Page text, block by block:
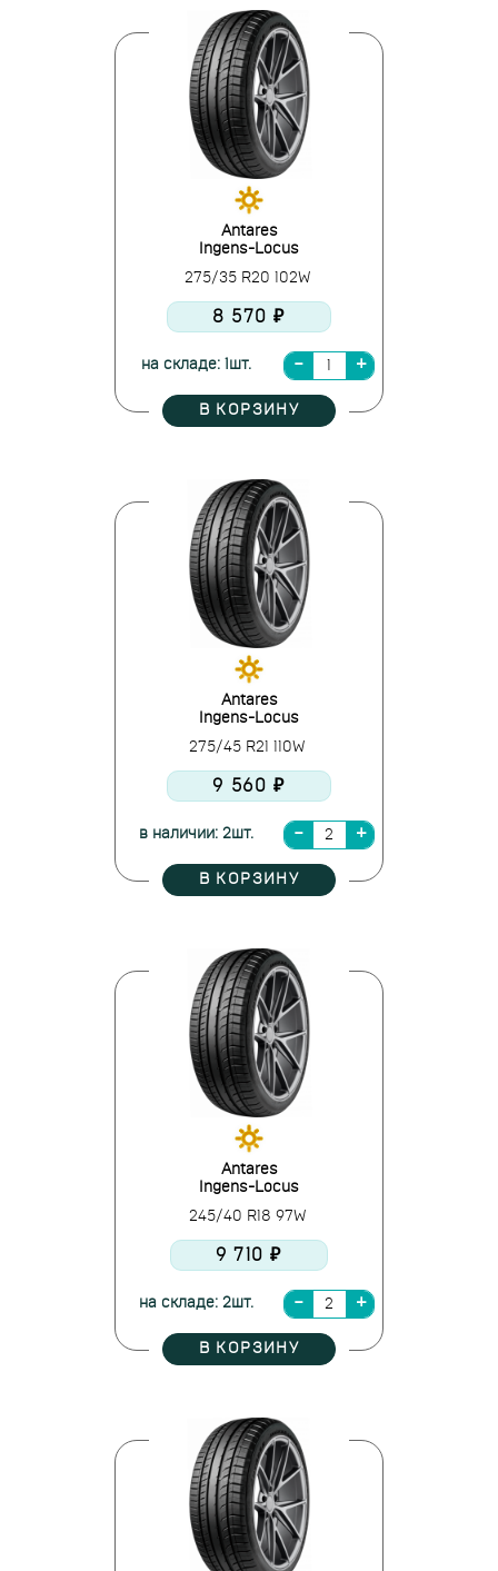
Antares
Ingens-Locus
275/35 R20 102W
8 570 ₽
на складе: 1шт.
В КОРЗИНУ
Antares
Ingens-Locus
275/45 R21 110W
9 560 ₽
в наличии: 2шт.
В КОРЗИНУ
Antares
Ingens-Locus
245/40 R18 97W
9 710 ₽
на складе: 2шт.
В КОРЗИНУ